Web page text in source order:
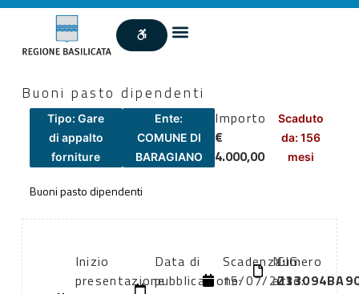
Buoni pasto dipendenti
Tipo: Gare
di appalto
forniture
Ente:
COMUNE DI
BARAGIANO
Importo
€
4.000,00
Scaduto
da: 156
mesi
Buoni pasto dipendenti
Inizio
presentazione
Data di
pubblicazione:
Scadenza:
15/07/2013
Numero
atto:
CIG: